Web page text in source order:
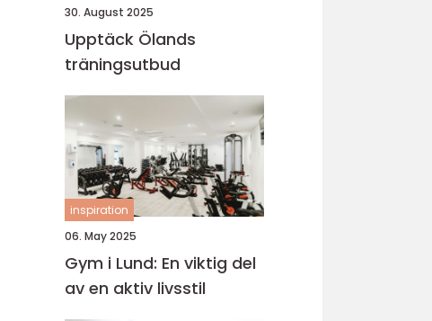
30. August 2025
Upptäck Ölands
träningsutbud
inspiration
06. May 2025
Gym i Lund: En viktig del
av en aktiv livsstil